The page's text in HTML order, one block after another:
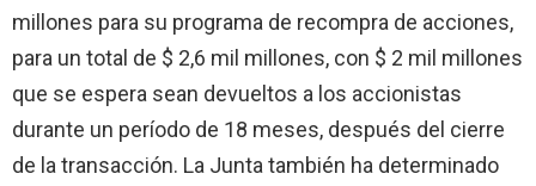
millones para su programa de recompra de acciones,
para un total de $ 2,6 mil millones, con $ 2 mil millones
que se espera sean devueltos a los accionistas
durante un período de 18 meses, después del cierre
de la transacción. La Junta también ha determinado